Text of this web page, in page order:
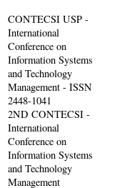
CONTECSI USP -
International
Conference on
Information Systems
and Technology
Management - ISSN
2448-1041
2ND CONTECSI -
International
Conference on
Information Systems
and Technology
Management